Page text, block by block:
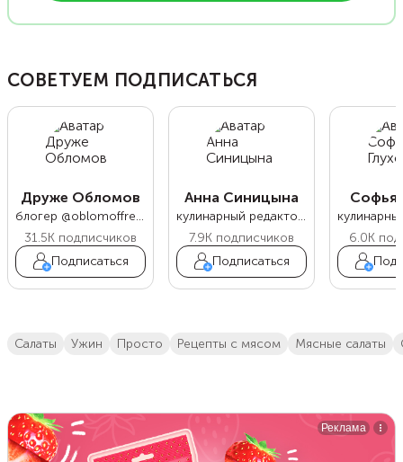
СОВЕТУЕМ ПОДПИСАТЬСЯ
Друже Обломов
блогер @oblomoffrecipe
31.5K подписчиков
Подписаться
Анна Синицына
кулинарный редактор Food.ru
7.9K подписчиков
Подписаться
Софья
6.0K
салаты ужин просто Рецепты с мясом мясные салаты